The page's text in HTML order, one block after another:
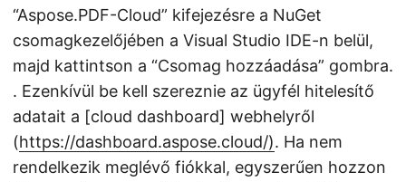
“Aspose.PDF-Cloud” kifejezésre a NuGet
csomagkezelőjében a Visual Studio IDE-n belül,
majd kattintson a “Csomag hozzáadása” gombra.
. Ezenkívül be kell szereznie az ügyfél hitelesítő
adatait a [cloud dashboard] webhelyről
(https://dashboard.aspose.cloud/). Ha nem
rendelkezik meglévő fiókkal, egyszerűen hozzon